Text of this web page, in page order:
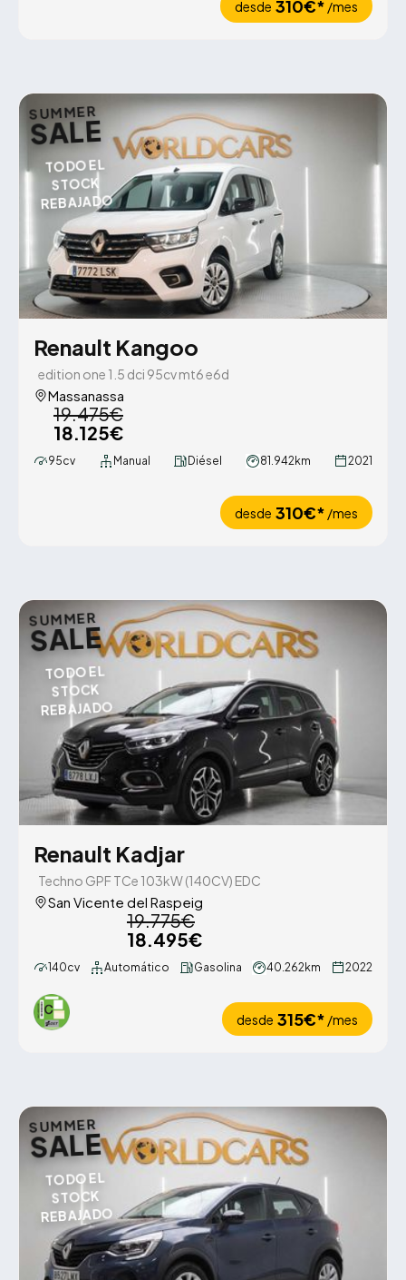
desde 310€* /mes
SUMMER
SALE
TODO EL
STOCK
REBAJADO
Renault Kangoo
edition one 1.5 dci 95cv mt6 e6d
Massanassa
19.475€
18.125€
95cv Manual Diésel 81.942km 2021
desde 310€* /mes
SUMMER
SALE
TODO EL
STOCK
REBAJADO
Renault Kadjar
Techno GPF TCe 103kW (140CV) EDC
San Vicente del Raspeig
19.775€
18.495€
140cv Automático Gasolina 40.262km 2022
desde 315€* /mes
SUMMER
SALE
TODO EL
STOCK
REBAJADO